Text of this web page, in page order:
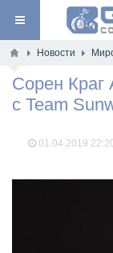
Новости
Сорен Краг
с Team
01.04.2019